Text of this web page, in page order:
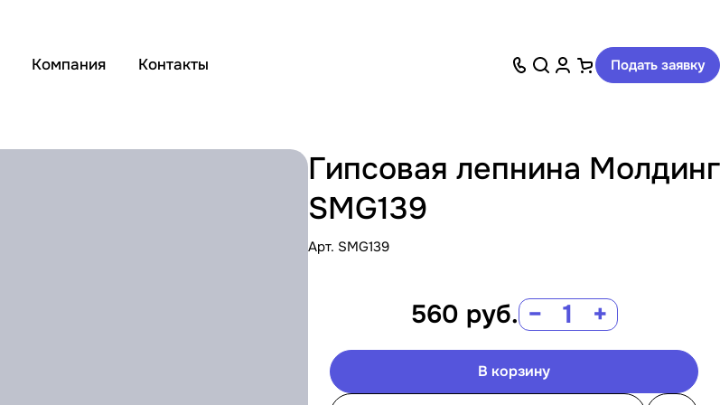
Компания Контакты Подать заявку
Гипсовая лепнина Молдинг
SMG139
Арт. SMG139
560 руб. − +
В корзину